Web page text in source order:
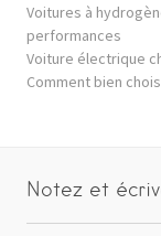
Voitures à
performances
Voiture électrique
Comment bien
Notez et